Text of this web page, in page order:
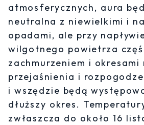
atmosferycznych, aura
neutralna z niewielkimi i
opadami, ale przy
wilgotnego powietrza
zachmurzeniem i okresami
przejaśnienia i
i wszędzie będą
dłuższy okres.
zwłaszcza do około 16